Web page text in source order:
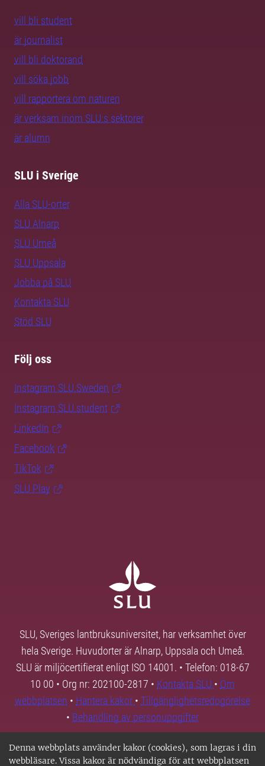
Denna webbplats använder kakor (cookies), som lagras i din
webbläsare. Vissa kakor är nödvändiga för att webbplatsen
vill bli student
är journalist
vill bli doktorand
vill söka jobb
vill rapportera om naturen
är verksam inom SLU:s sektorer
är alumn
SLU i Sverige
Alla SLU-orter
SLU Alnarp
SLU Umeå
SLU Uppsala
Jobba på SLU
Kontakta SLU
Stöd SLU
Följ oss
Instagram SLU.Sweden
Instagram SLU.student
LinkedIn
Facebook
TikTok
SLU Play
SLU, Sveriges lantbruksuniversitet, har verksamhet över
hela Sverige. Huvudorter är Alnarp, Uppsala och Umeå.
SLU är miljöcertifierat enligt ISO 14001. • Telefon: 018-67
10 00 • Org nr: 202100-2817 • Kontakta SLU • Om
webbplatsen • Hantera kakor • Tillgänglighetsredogörelse
• Behandling av personuppgifter